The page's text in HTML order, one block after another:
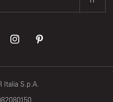
Italia S.p.A.